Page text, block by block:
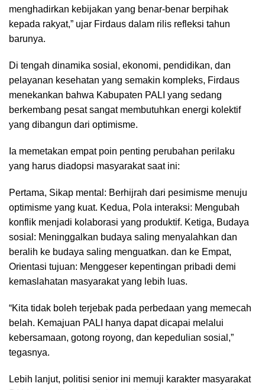
menghadirkan kebijakan yang benar-benar berpihak
kepada rakyat,” ujar Firdaus dalam rilis refleksi tahun
barunya.
Di tengah dinamika sosial, ekonomi, pendidikan, dan
pelayanan kesehatan yang semakin kompleks, Firdaus
menekankan bahwa Kabupaten PALI yang sedang
berkembang pesat sangat membutuhkan energi kolektif
yang dibangun dari optimisme.
Ia memetakan empat poin penting perubahan perilaku
yang harus diadopsi masyarakat saat ini:
Pertama, Sikap mental: Berhijrah dari pesimisme menuju
optimisme yang kuat. Kedua, Pola interaksi: Mengubah
konflik menjadi kolaborasi yang produktif. Ketiga, Budaya
sosial: Meninggalkan budaya saling menyalahkan dan
beralih ke budaya saling menguatkan. dan ke Empat,
Orientasi tujuan: Menggeser kepentingan pribadi demi
kemaslahatan masyarakat yang lebih luas.
“Kita tidak boleh terjebak pada perbedaan yang memecah
belah. Kemajuan PALI hanya dapat dicapai melalui
kebersamaan, gotong royong, dan kepedulian sosial,”
tegasnya.
Lebih lanjut, politisi senior ini memuji karakter masyarakat